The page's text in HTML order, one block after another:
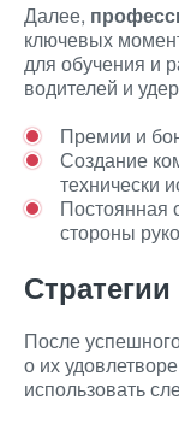
Далее,
ключевых
для обучения и
водителей и
Премии и
Создание
технически
Постоянная
стороны
После
о их
использовать